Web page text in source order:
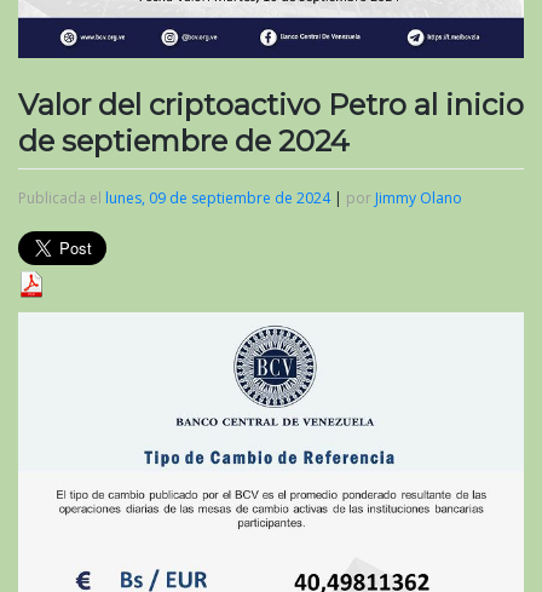
Valor del criptoactivo Petro al inicio
de septiembre de 2024
Publicada el lunes, 09 de septiembre de 2024| por Jimmy Olano